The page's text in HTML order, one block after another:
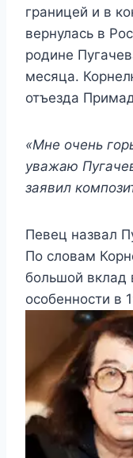
границей и в
вернулась в
родине
месяца.
отъезда
«Мне очень
уважаю
заявил
Певец назвал
По словам
большой вклад
особенности в